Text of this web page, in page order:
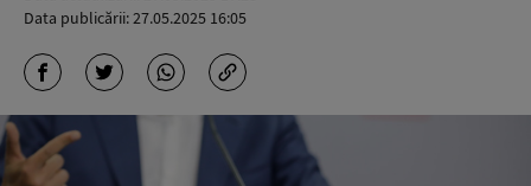
Data publicării:27.05.2025 16:05